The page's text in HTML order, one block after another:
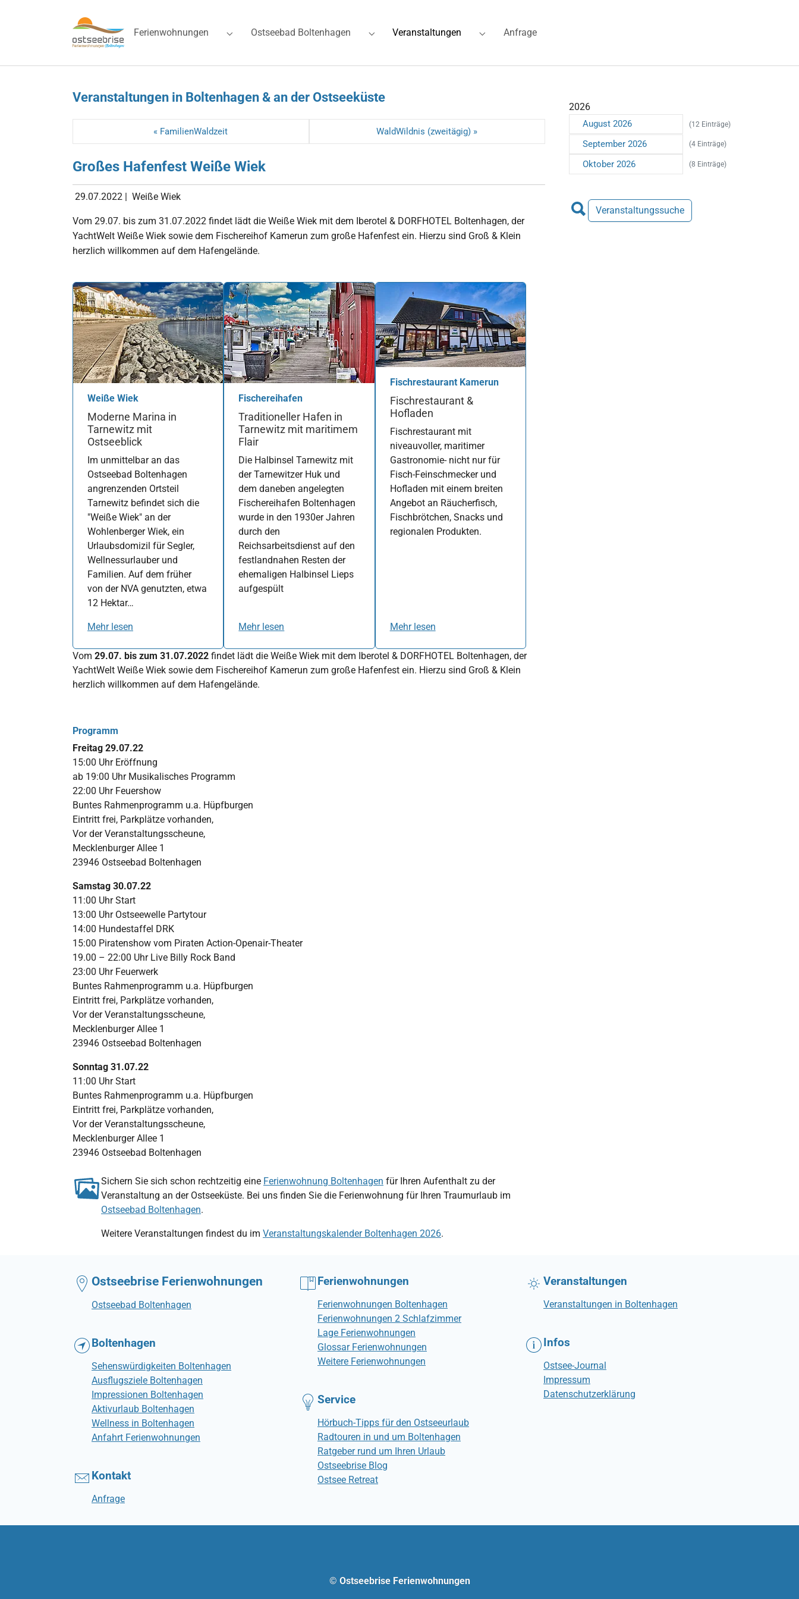
Ferienwohnungen
Submenu for "Ferienwohnungen"
Ostseebad Boltenhagen
Submenu for "Ostseebad Boltenhagen"
Veranstaltungen (current)
Submenu for "Veranstaltungen"
Anfrage
Veranstaltungen in Boltenhagen & an der Ostseeküste
« FamilienWaldzeit WaldWildnis (zweitägig) »
Großes Hafenfest Weiße Wiek
29.07.2022 | Weiße Wiek
Vom 29.07. bis zum 31.07.2022 findet lädt die Weiße Wiek mit dem Iberotel & DORFHOTEL Boltenhagen, der
YachtWelt Weiße Wiek sowie dem Fischereihof Kamerun zum große Hafenfest ein. Hierzu sind Groß & Klein
herzlich willkommen auf dem Hafengelände.
Weiße Wiek
Moderne Marina in
Tarnewitz mit
Ostseeblick
Im unmittelbar an das
Ostseebad Boltenhagen
angrenzenden Ortsteil
Tarnewitz befindet sich die
"Weiße Wiek" an der
Wohlenberger Wiek, ein
Urlaubsdomizil für Segler,
Wellnessurlauber und
Familien. Auf dem früher
von der NVA genutzten, etwa
12 Hektar…
Mehr lesen
Fischereihafen
Traditioneller Hafen in
Tarnewitz mit maritimem
Flair
Die Halbinsel Tarnewitz mit
der Tarnewitzer Huk und
dem daneben angelegten
Fischereihafen Boltenhagen
wurde in den 1930er Jahren
durch den
Reichsarbeitsdienst auf den
festlandnahen Resten der
ehemaligen Halbinsel Lieps
aufgespült
Mehr lesen
Fischrestaurant Kamerun
Fischrestaurant &
Hofladen
Fischrestaurant mit
niveauvoller, maritimer
Gastronomie- nicht nur für
Fisch-Feinschmecker und
Hofladen mit einem breiten
Angebot an Räucherfisch,
Fischbrötchen, Snacks und
regionalen Produkten.
Mehr lesen
Vom 29.07. bis zum 31.07.2022 findet lädt die Weiße Wiek mit dem Iberotel & DORFHOTEL Boltenhagen, der
YachtWelt Weiße Wiek sowie dem Fischereihof Kamerun zum große Hafenfest ein. Hierzu sind Groß & Klein
herzlich willkommen auf dem Hafengelände.
Programm
Freitag 29.07.22
15:00 Uhr Eröffnung
ab 19:00 Uhr Musikalisches Programm
22:00 Uhr Feuershow
Buntes Rahmenprogramm u.a. Hüpfburgen
Eintritt frei, Parkplätze vorhanden,
Vor der Veranstaltungsscheune,
Mecklenburger Allee 1
23946 Ostseebad Boltenhagen
Samstag 30.07.22
11:00 Uhr Start
13:00 Uhr Ostseewelle Partytour
14:00 Hundestaffel DRK
15:00 Piratenshow vom Piraten Action-Openair-Theater
19.00 – 22:00 Uhr Live Billy Rock Band
23:00 Uhr Feuerwerk
Buntes Rahmenprogramm u.a. Hüpfburgen
Eintritt frei, Parkplätze vorhanden,
Vor der Veranstaltungsscheune,
Mecklenburger Allee 1
23946 Ostseebad Boltenhagen
Sonntag 31.07.22
11:00 Uhr Start
Buntes Rahmenprogramm u.a. Hüpfburgen
Eintritt frei, Parkplätze vorhanden,
Vor der Veranstaltungsscheune,
Mecklenburger Allee 1
23946 Ostseebad Boltenhagen
Sichern Sie sich schon rechtzeitig eine Ferienwohnung Boltenhagen für Ihren Aufenthalt zu der
Veranstaltung an der Ostseeküste. Bei uns finden Sie die Ferienwohnung für Ihren Traumurlaub im
Ostseebad Boltenhagen.
Weitere Veranstaltungen findest du im Veranstaltungskalender Boltenhagen 2026.
2026
August 2026 (12 Einträge)
September 2026 (4 Einträge)
Oktober 2026 (8 Einträge)
Veranstaltungssuche
Ostseebrise Ferienwohnungen
Ostseebad Boltenhagen
Boltenhagen
Sehenswürdigkeiten Boltenhagen
Ausflugsziele Boltenhagen
Impressionen Boltenhagen
Aktivurlaub Boltenhagen
Wellness in Boltenhagen
Anfahrt Ferienwohnungen
Kontakt
Anfrage
Ferienwohnungen
Ferienwohnungen Boltenhagen
Ferienwohnungen 2 Schlafzimmer
Lage Ferienwohnungen
Glossar Ferienwohnungen
Weitere Ferienwohnungen
Service
Hörbuch-Tipps für den Ostseeurlaub
Radtouren in und um Boltenhagen
Ratgeber rund um Ihren Urlaub
Ostseebrise Blog
Ostsee Retreat
Veranstaltungen
Veranstaltungen in Boltenhagen
Infos
Ostsee-Journal
Impressum
Datenschutzerklärung
© Ostseebrise Ferienwohnungen